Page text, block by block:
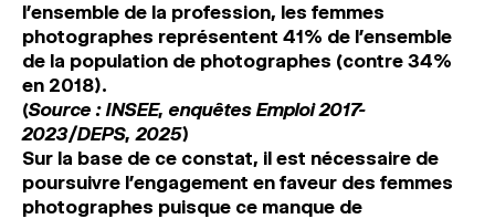
l’ensemble de la profession, les femmes
photographes représentent 41% de l’ensemble
de la population de photographes (contre 34%
en 2018).
(Source : INSEE, enquêtes Emploi 2017-
2023/DEPS, 2025)
Sur la base de ce constat, il est nécessaire de
poursuivre l’engagement en faveur des femmes
photographes puisque ce manque de